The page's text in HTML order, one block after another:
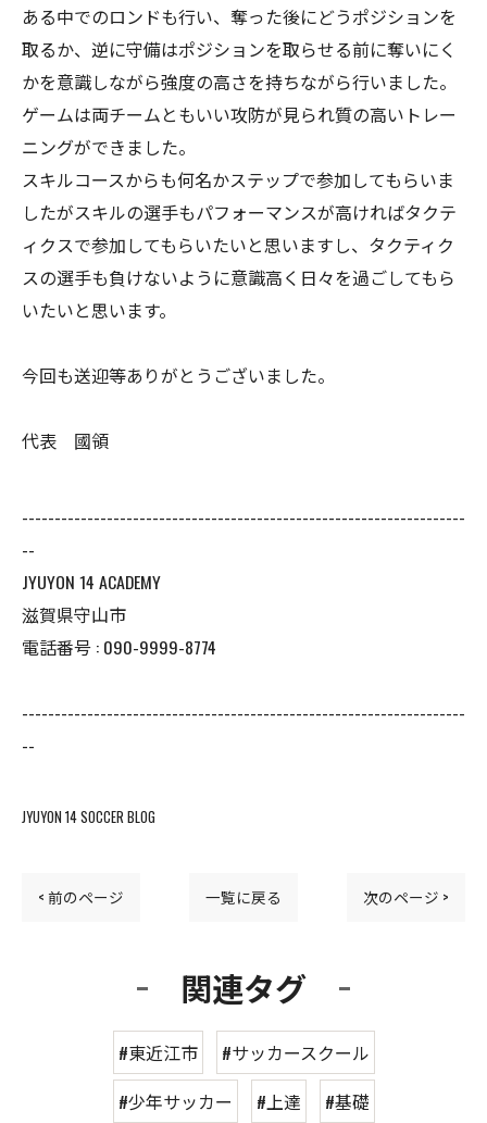
ある中でのロンドも行い、奪った後にどうポジションを
取るか、逆に守備はポジションを取らせる前に奪いにく
かを意識しながら強度の高さを持ちながら行いました。
ゲームは両チームともいい攻防が見られ質の高いトレー
ニングができました。
スキルコースからも何名かステップで参加してもらいま
したがスキルの選手もパフォーマンスが高ければタクテ
ィクスで参加してもらいたいと思いますし、タクティク
スの選手も負けないように意識高く日々を過ごしてもら
いたいと思います。
今回も送迎等ありがとうございました。
代表 國領
--------------------------------------------------------------------
--
JYUYON 14 ACADEMY
滋賀県守山市
電話番号 : 090-9999-8774
--------------------------------------------------------------------
--
JYUYON 14 SOCCER BLOG
< 前のページ 一覧に戻る 次のページ >
関連タグ
#東近江市
#サッカースクール
#少年サッカー
#上達 #基礎